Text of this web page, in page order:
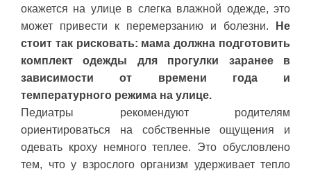
окажется на улице в слегка влажной одежде, это
может привести к перемерзанию и болезни.
Не
стоит так рисковать: мама должна подготовить
комплект одежды для прогулки заранее в
зависимости от времени года и
температурного режима на улице.
Педиатры рекомендуют родителям
ориентироваться на собственные ощущения и
одевать кроху немного теплее. Это обусловлено
тем, что у взрослого организм удерживает тепло